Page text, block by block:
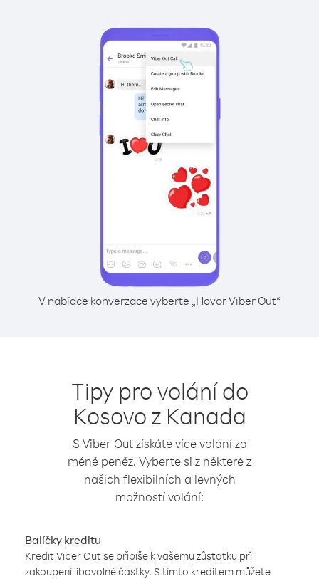
V nabídce konverzace vyberte „Hovor Viber Out“
Tipy pro volání do
Kosovo z Kanada
S Viber Out získáte více volání za
méně peněz. Vyberte si z některé z
našich flexibilních a levných
možností volání:
Balíčky kreditu
Kredit Viber Out se připíše k vašemu zůstatku při
zakoupení libovolné částky. S tímto kreditem můžete